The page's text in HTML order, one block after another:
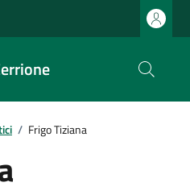
/ Frigo Tiziana